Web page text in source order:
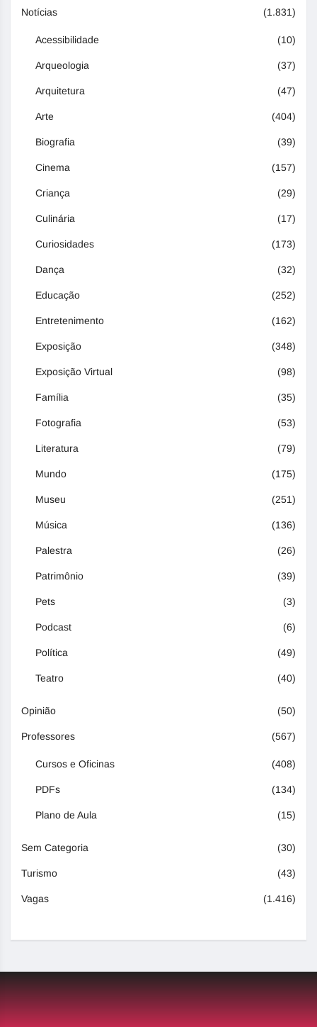
Notícias (1.831)
Acessibilidade (10)
Arqueologia (37)
Arquitetura (47)
Arte (404)
Biografia (39)
Cinema (157)
Criança (29)
Culinária (17)
Curiosidades (173)
Dança (32)
Educação (252)
Entretenimento (162)
Exposição (348)
Exposição Virtual (98)
Família (35)
Fotografia (53)
Literatura (79)
Mundo (175)
Museu (251)
Música (136)
Palestra (26)
Patrimônio (39)
Pets (3)
Podcast (6)
Política (49)
Teatro (40)
Opinião (50)
Professores (567)
Cursos e Oficinas (408)
PDFs (134)
Plano de Aula (15)
Sem Categoria (30)
Turismo (43)
Vagas (1.416)